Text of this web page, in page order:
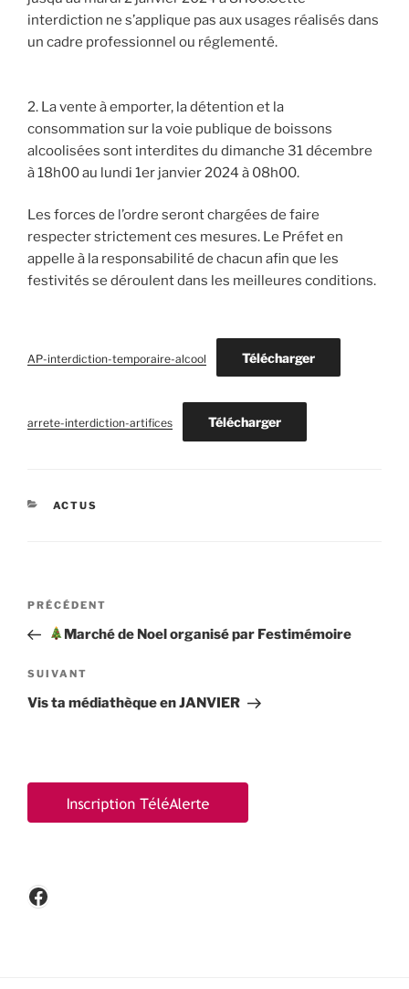
interdiction ne s’applique pas aux usages réalisés dans
un cadre professionnel ou réglementé.
2. La vente à emporter, la détention et la
consommation sur la voie publique de boissons
alcoolisées sont interdites du dimanche 31 décembre
à 18h00 au lundi 1er janvier 2024 à 08h00.
Les forces de l’ordre seront chargées de faire
respecter strictement ces mesures. Le Préfet en
appelle à la responsabilité de chacun afin que les
festivités se déroulent dans les meilleures conditions.
AP-interdiction-temporaire-alcool Télécharger
arrete-interdiction-artifices Télécharger
CATÉGORIES
ACTUS
Navigation
l’article
Article
précédent
PRÉCÉDENT
Marché de Noel organisé par Festimémoire
Article
suivant
SUIVANT
Vis ta médiathèque en JANVIER
Facebook